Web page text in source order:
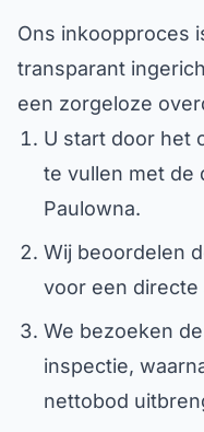
Ons inkoopproces
transparant
een zorgeloze
U start door het
te vullen met de
Paulowna.
Wij beoordelen
voor een directe
We bezoeken
inspectie,
nettobod